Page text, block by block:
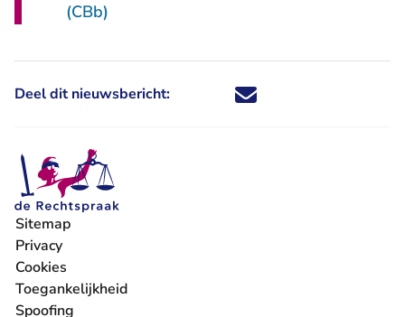
(CBb)
Deel dit nieuwsbericht: Deel dit nieuwsbericht via X -
Deel dit nieuwsbericht via
Deel dit nieuwsbericht
Deel dit
Sitemap
Privacy
Cookies
Toegankelijkheid
Spoofing